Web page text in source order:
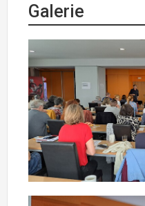
Galerie